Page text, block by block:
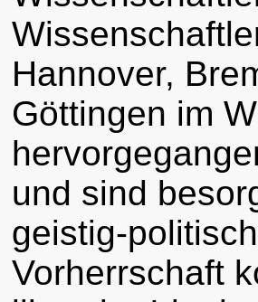
Hannover,
Göttingen im
und sind
geistig-
Vorherrschaft